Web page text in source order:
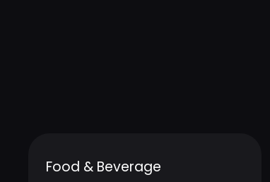
Food & Beverage